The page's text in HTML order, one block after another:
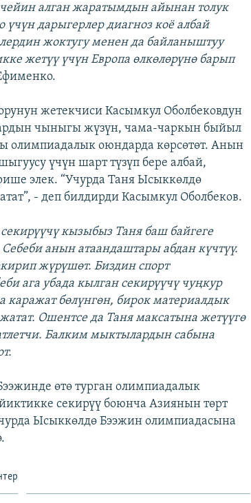
алган жаратымдын айынан толук
дарыгерлер диагноз коё албай
жоктугу менен да байланыштуу
жетүү үчүн Европа өлкөлөрүнө барып
жетекчиси Касымкул Оболбековдун
чыныгы жүзүн, чама-чаркын быйыл
олимпиадалык оюндарда көрсөтөт. Анын
үчүн шарт түзүп бере албай,
элек. “Учурда Таня Ысыккөлдө
- деп билдирди Касымкул Оболбеков.
кызыбыз Таня баш байгеге
анын атаандаштары абдан күчтүү.
жүрүшөт. Биздин спорт
ага убада кылган секирүүчү чуңкур
каражат бөлүнгөн, бирок материалдык
Ошентсе да Таня максатына жетүүгө
Балким мыктылардын сабына
өтө турган олимпиадалык
секирүү боюнча Азиянын төрт
Ысыккөлдө Бээжин олимпиадасына